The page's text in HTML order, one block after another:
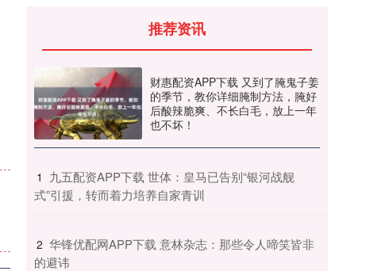
推荐资讯
财惠配资APP下载 又到了腌鬼子姜
的季节，教你详细腌制方法，腌好
后酸辣脆爽、不长白毛，放上一年
也不坏！
1 ​九五配资APP下载 世体：皇马已告别“银河战舰
式”引援，转而着力培养自家青训
2 ​华锋优配网APP下载 意林杂志：那些令人啼笑皆非
的避讳